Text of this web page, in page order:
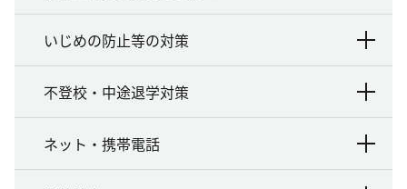
いじめの防止等の対策
不登校・中途退学対策
ネット・携帯電話